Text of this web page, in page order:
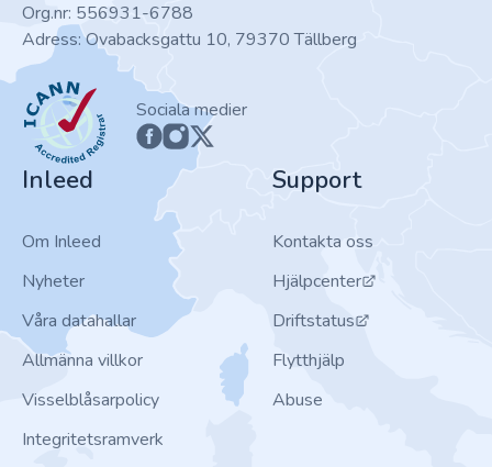
Org.nr: 556931-6788
Adress: Ovabacksgattu 10, 79370 Tällberg
ICANN
Sociala medier
Inleed
Om Inleed
Nyheter
Våra datahallar
Allmänna villkor
Visselblåsarpolicy
Integritetsramverk
Support
Kontakta oss
Hjälpcenter
Driftstatus
Flytthjälp
Abuse